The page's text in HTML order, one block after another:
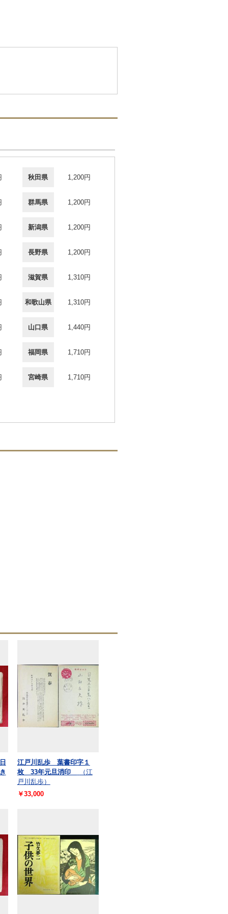
秋田県 1,200円
群馬県 1,200円
新潟県 1,200円
長野県 1,200円
滋賀県 1,310円
和歌山県 1,310円
山口県 1,440円
福岡県 1,710円
宮崎県 1,710円
江戸川乱歩 葉書印字１
枚 33年元旦消印
（江
戸川乱歩）
￥33,000